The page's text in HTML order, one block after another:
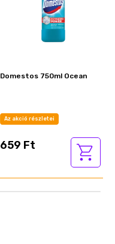
Domestos 750ml Ocean
Az akció részletei
659 Ft